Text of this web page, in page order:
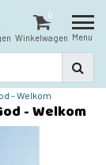
0
Winkelwagen Menu
- Welkom
- Welkom